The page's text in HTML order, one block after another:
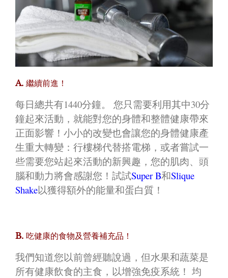
A. 繼續前進！
每日總共有1440分鐘。 您只需要利用其中30分
鐘起來活動，就能對您的身體和整體健康帶來
正面影響！小小的改變也會讓您的身體健康產
生重大轉變：行樓梯代替搭電梯，或者嘗試一
些需要您站起來活動的新興趣，您的肌肉、頭
腦和動力將會感謝您！試試Super B和Slique
Shake以獲得額外的能量和蛋白質！
B. 吃健康的食物及營養補充品！
我們知道您以前曾經聽說過，但水果和蔬菜是
所有健康飲食的主食，以增強免疫系統！ 均